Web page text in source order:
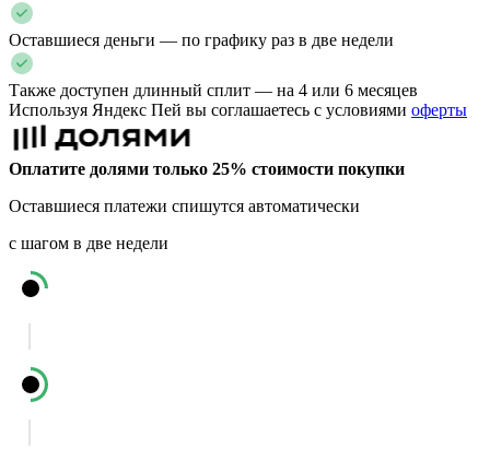
Оставшиеся деньги — по графику раз в две недели
Также доступен длинный сплит — на 4 или 6 месяцев
Используя Яндекс Пей вы соглашаетесь с условиями оферты
Оплатите долями только 25% стоимости покупки
Оставшиеся платежи спишутся автоматически
с шагом в две недели